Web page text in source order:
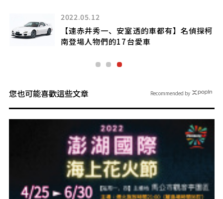
2022.05.12
【連赤井秀一、安室透的車都有】名偵探柯
南登場人物們的17台愛車
您也可能喜歡這些文章 Recommended by